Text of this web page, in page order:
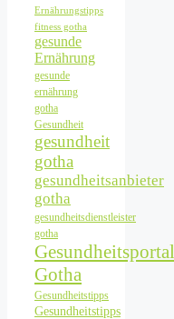
Ernährungstipps
fitness gotha
gesunde
Ernährung
gesunde
ernährung
gotha
Gesundheit
gesundheit
gotha
gesundheitsanbieter
gotha
gesundheitsdienstleister
gotha
Gesundheitsportal
Gotha
Gesundheitstipps
Gesundheitstipps